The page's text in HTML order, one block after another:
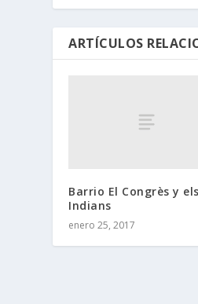
ARTÍCULOS
Barrio El Congrès y els
Indians
enero 25, 2017